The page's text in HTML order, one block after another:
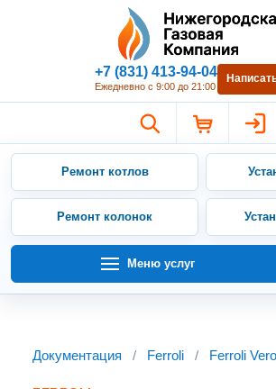
+7 (831) 413-94-04
Ежедневно с 9:00 до 21:00
Ремонт котлов
Ремонт колонок
Меню услуг
Документация / Ferroli / Ferroli